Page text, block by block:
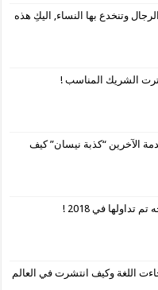
وتنخدع بها النساء, اليكِ هذه
الشريك المناسب !
الآخرين “كذبة نيسان” كيف
اللغة وكيف انتشرت في العالم